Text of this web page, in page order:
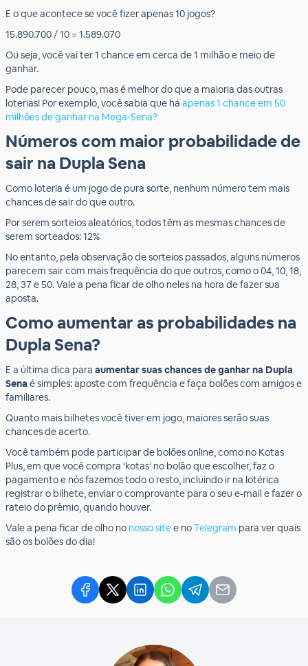
E o que acontece se você fizer apenas 10 jogos?
15.890.700 / 10 = 1.589.070
Ou seja, você vai ter 1 chance em cerca de 1 milhão e meio de
ganhar.
Pode parecer pouco, mas é melhor do que a maioria das outras
loterias! Por exemplo, você sabia que há apenas 1 chance em 50
milhões de ganhar na Mega-Sena?
Números com maior probabilidade de
sair na Dupla Sena
Como loteria é um jogo de pura sorte, nenhum número tem mais
chances de sair do que outro.
Por serem sorteios aleatórios, todos têm as mesmas chances de
serem sorteados: 12%
No entanto, pela observação de sorteios passados, alguns números
parecem sair com mais frequência do que outros, como o 04, 10, 18,
28, 37 e 50. Vale a pena ficar de olho neles na hora de fazer sua
aposta.
Como aumentar as probabilidades na
Dupla Sena?
E a última dica para aumentar suas chances de ganhar na Dupla
Sena é simples: aposte com frequência e faça bolões com amigos e
familiares.
Quanto mais bilhetes você tiver em jogo, maiores serão suas
chances de acerto.
Você também pode participar de bolões online,como no Kotas
Plus,em que você compra ‘kotas’ no bolão que escolher, faz o
pagamento e nós fazemos todo o resto, incluindo ir na lotérica
registrar o bilhete, enviar o comprovante para o seu e-mail e fazer o
rateio do prêmio, quando houver.
Vale a pena ficar de olho no nosso sitee noTelegram para ver quais
são os bolões do dia!